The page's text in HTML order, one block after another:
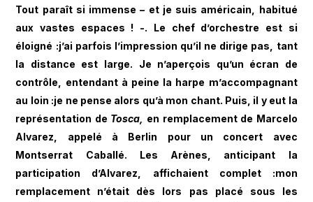
Tout paraît si immense – et je suis américain, habitué
aux vastes espaces ! -. Le chef d’orchestre est si
éloigné :j’ai parfois l’impression qu’il ne dirige pas, tant
la distance est large. Je n’aperçois qu’un écran de
contrôle, entendant à peine la harpe m’accompagnant
au loin :je ne pense alors qu’à mon chant. Puis, il y eut la
représentation de Tosca,
en remplacement de Marcelo
Alvarez, appelé à Berlin pour un concert avec
Montserrat Caballé. Les Arènes, anticipant la
participation d’Alvarez, affichaient complet :mon
remplacement n’était dès lors pas placé sous les